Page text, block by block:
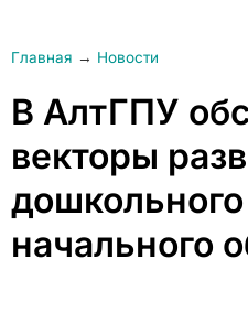
Главная → Новости
В АлтГПУ
векторы
начального